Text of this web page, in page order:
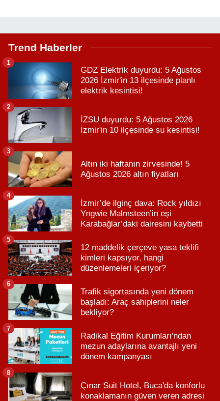
Trend Haberler
GDZ Elektrik duyurdu: 5 Ağustos
2026 İzmir'in 13 ilçesinde planlı
elektrik kesintisi!
1
İZSU duyurdu: 5 Ağustos 2026
İzmir'in 10 ilçesinde su kesintisi!
2
Altın iki haftanın zirvesinde! 5
Ağustos 2026 altın fiyatları
3
İzmir’de ilginç dava: Rock yıldızı
Yngwie Malmsteen’in eşi
Karabağlar’daki dairesini kaybetti
4
12 maddelik çerçeve yasa teklifi
kimleri kapsıyor, hangi
düzenlemeleri içeriyor?
5
Trafik sigortasında yeni dönem
başladı: Araç sahiplerini neler
bekliyor?
6
Radikal Eğitim Kurumları'ndan
mezun adaylarına avantajlı yeni
dönem kampanyası
7
Çınar Suit Hotel, Buca'da konforlu
konaklamanın güven veren adresi
8